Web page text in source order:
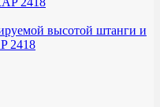
высотой штанги и
2418